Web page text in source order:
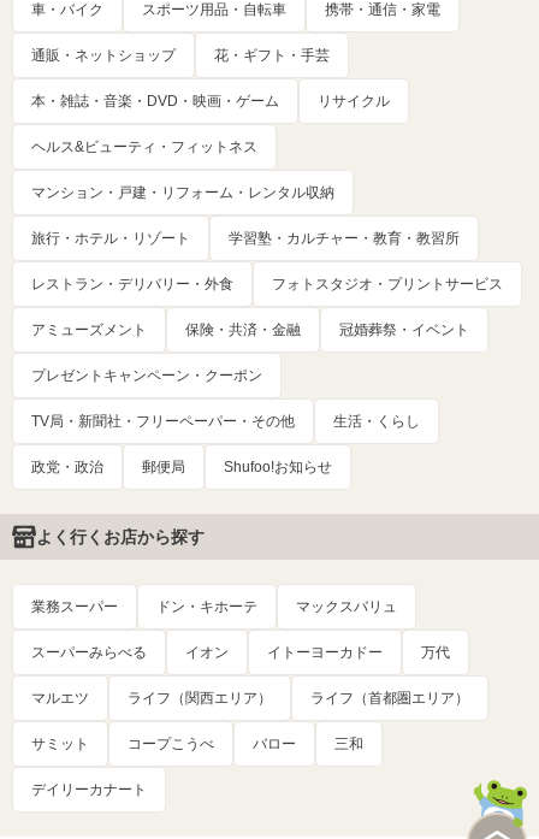
車・バイク スポーツ用品・自転車 携帯・通信・家電
通販・ネットショップ 花・ギフト・手芸
本・雑誌・音楽・DVD・映画・ゲーム リサイクル
ヘルス&ビューティ・フィットネス
マンション・戸建・リフォーム・レンタル収納
旅行・ホテル・リゾート 学習塾・カルチャー・教育・教習所
レストラン・デリバリー・外食 フォトスタジオ・プリントサービス
アミューズメント 保険・共済・金融 冠婚葬祭・イベント
プレゼントキャンペーン・クーポン
TV局・新聞社・フリーペーパー・その他 生活・くらし
政党・政治 郵便局 Shufoo!お知らせ
よく行くお店から探す
業務スーパー ドン・キホーテ マックスバリュ
スーパーみらべる イオン イトーヨーカドー 万代
マルエツ ライフ（関西エリア） ライフ（首都圏エリア）
サミット コープこうべ バロー 三和
デイリーカナート